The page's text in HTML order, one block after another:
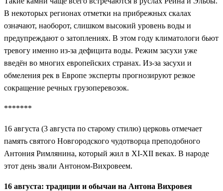
В некоторых регионах отметки на прибрежных скалах
означают, наоборот, слишком высокий уровень воды и
предупреждают о затоплениях. В этом году климатологи бьют
тревогу именно из-за дефицита воды. Режим засухи уже
введён во многих европейских странах. Из-за засухи и
обмеления рек в Европе эксперты прогнозируют резкое
сокращение речных грузоперевозок.
*******
16 августа (3 августа по старому стилю) церковь отмечает
память святого Новгородского чудотворца преподобного
Антония Римлянина, который жил в XI-XII веках. В народе
этот день звали Антоном-Вихровеем.
16 августа: традиции и обычаи на Антона Вихровея